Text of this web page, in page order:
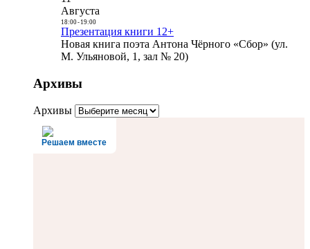
Августа
18:00- 19:00
Презентация книги 12+
Новая книга поэта Антона Чёрного «Сбор» (ул.
М. Ульяновой, 1, зал № 20)
Архивы
Архивы
Решаем вместе